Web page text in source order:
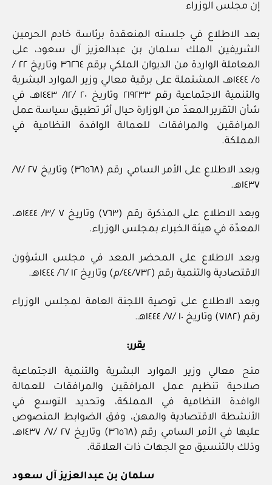
إن مجلس الوزراء
بعد الاطلاع في جلسته المنعقدة برئاسة خادم الحرمين
الشريفين الملك سلمان بن عبدالعزيز آل سعود، على
المعاملة الواردة من الديوان الملكي برقم ٣٦٢٦٤ وتاريخ ٢٢ /
٥/ ١٤٤٤هـ، المشتملة على برقية معالي وزير الموارد البشرية
والتنمية الاجتماعية رقم ٢١٩٢٣٣ وتاريخ ٢٠ /١٢/ ١٤٤٣هـ، في
شأن التقرير المعدّ من الوزارة حيال أثر تطبيق سياسة عمل
المرافقين والمرافقات للعمالة الوافدة النظامية في
المملكة.
وبعد الاطلاع على الأمر السامي رقم (٣٦٥٦٨) وتاريخ ٢٧ /٧/
١٤٣٧هـ.
وبعد الاطلاع على المذكرة رقم (٧٦٣) وتاريخ ٧ /٣/ ١٤٤٤هـ،
المعدّة في هيئة الخبراء بمجلس الوزراء.
وبعد الاطلاع على المحضر المعد في مجلس الشؤون
الاقتصادية والتنمية رقم (٤٤/٧٣٢/م) وتاريخ ١٢ /٦/ ١٤٤٤هـ.
وبعد الاطلاع على توصية اللجنة العامة لمجلس الوزراء
رقم (٧١٨٢) وتاريخ ١٠ /٧/ ١٤٤٤هـ.
يقرر:
منح معالي وزير الموارد البشرية والتنمية الاجتماعية
صلاحية تنظيم عمل المرافقين والمرافقات للعمالة
الوافدة النظامية في المملكة، وتحديد التوسع في
الأنشطة الاقتصادية والمهن، وفق الضوابط المنصوص
عليها في الأمر السامي رقم (٣٦٥٦٨) وتاريخ ٢٧ /٧/ ١٤٣٧هـ،
وذلك بالتنسيق مع الجهات ذات العلاقة.
سلمان بن عبدالعزيز آل سعود